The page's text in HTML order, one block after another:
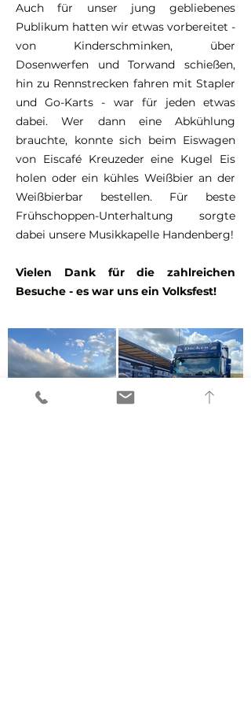
Auch für unser jung gebliebenes
Publikum hatten wir etwas vorbereitet -
von Kinderschminken, über
Dosenwerfen und Torwand schießen,
hin zu Rennstrecken fahren mit Stapler
und Go-Karts - war für jeden etwas
dabei. Wer dann eine Abkühlung
brauchte, konnte sich beim Eiswagen
von Eiscafé Kreuzeder eine Kugel Eis
holen oder ein kühles Weißbier an der
Weißbierbar bestellen. Für beste
Frühschoppen-Unterhaltung sorgte
dabei unsere Musikkapelle Handenberg!
Vielen Dank für die zahlreichen
Besuche - es war uns ein Volksfest!